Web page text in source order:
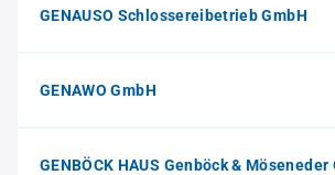
GENAUSO Schlossereibetrieb GmbH
GENAWO GmbH
GENBÖCK HAUS Genböck & Möseneder